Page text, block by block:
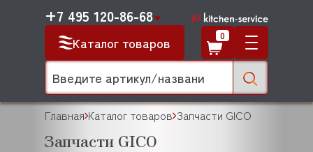
Каталог товаров
+7 495 120-86-68
0
Главная Каталог товаров Запчасти GICO
Запчасти GICO